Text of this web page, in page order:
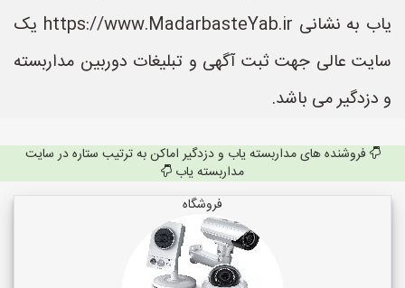
یاب به نشانی https://www.MadarbasteYab.ir یک
سایت عالی جهت ثبت آگهی و تبلیغات دوربین مداربسته
و دزدگیر می باشد.
فروشنده های مداربسته یاب و دزدگیر اماکن به ترتیب ستاره در سایت
مداربسته یاب
فروشگاه